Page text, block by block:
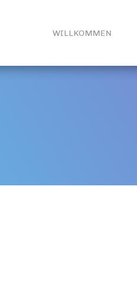
WILLKOMMEN